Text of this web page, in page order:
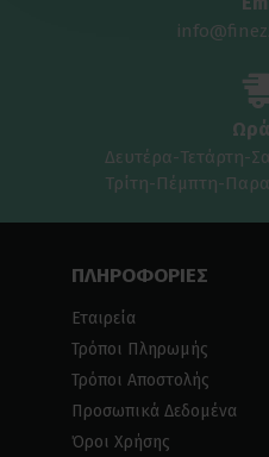
Δευτέρα-Τετάρτη-
Τρίτη-Πέμπτη-
ΠΛΗΡΟΦΟΡΙΕΣ
Εταιρεία
Τρόποι Πληρωμής
Τρόποι Αποστολής
Προσωπικά Δεδομένα
Όροι Χρήσης